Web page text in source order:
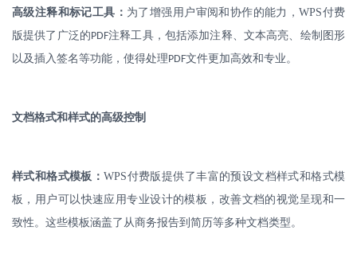
高级注释和标记工具： 为了增强用户审阅和协作的能力，WPS付费
版提供了广泛的PDF注释工具，包括添加注释、文本高亮、绘制图形
以及插入签名等功能，使得处理PDF文件更加高效和专业。
文档格式和样式的高级控制
样式和格式模板：WPS付费版提供了丰富的预设文档样式和格式模
板，用户可以快速应用专业设计的模板，改善文档的视觉呈现和一
致性。这些模板涵盖了从商务报告到简历等多种文档类型。